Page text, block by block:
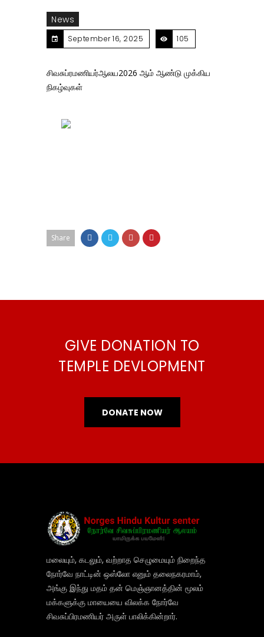
News
September 16, 2025 105
சிவசுப்ரமணியர்ஆலய2026 ஆம் ஆண்டு முக்கிய
நிகழ்வுகள்
Share
GIVE DONATION TO
TEMPLE DEVLOPMENT
DONATE NOW
மலையும், கடலும், வற்றாத செழுமையும் நிறைந்த
நோர்வே நாட்டின் ஒஸ்லோ எனும் தலைநகரமாம்,
அங்கு இந்து மதம் தன் மெஞ்ஞானத்தின் மூலம்
மக்களுக்கு மாயையை விலக்க நோர்வே
சிவசுப்பிரமணியர் அருள் பாலிக்கின்றார்.